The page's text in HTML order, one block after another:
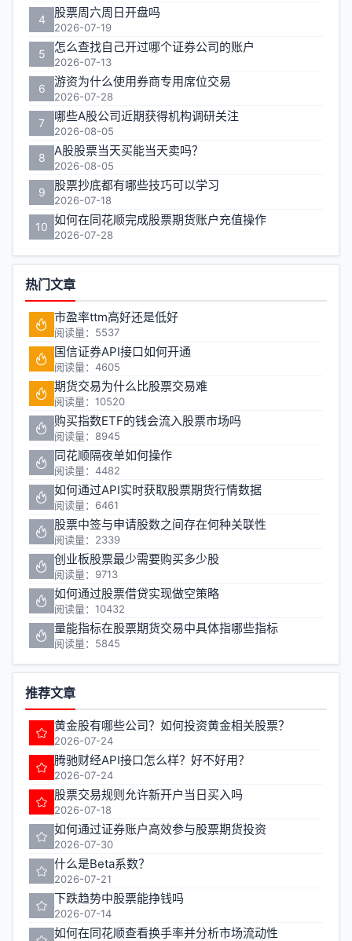
4 股票周六周日开盘吗
2026-07-19
5 怎么查找自己开过哪个证券公司的账户
2026-07-13
6 游资为什么使用券商专用席位交易
2026-07-28
7 哪些A股公司近期获得机构调研关注
2026-08-05
8 A股股票当天买能当天卖吗？
2026-08-05
9 股票抄底都有哪些技巧可以学习
2026-07-18
10 如何在同花顺完成股票期货账户充值操作
2026-07-28
热门文章
市盈率ttm高好还是低好
阅读量：5537
国信证券API接口如何开通
阅读量：4605
期货交易为什么比股票交易难
阅读量：10520
购买指数ETF的钱会流入股票市场吗
阅读量：8945
同花顺隔夜单如何操作
阅读量：4482
如何通过API实时获取股票期货行情数据
阅读量：6461
股票中签与申请股数之间存在何种关联性
阅读量：2339
创业板股票最少需要购买多少股
阅读量：9713
如何通过股票借贷实现做空策略
阅读量：10432
量能指标在股票期货交易中具体指哪些指标
阅读量：5845
推荐文章
黄金股有哪些公司？如何投资黄金相关股票？
2026-07-24
腾驰财经API接口怎么样？好不好用？
2026-07-24
股票交易规则允许新开户当日买入吗
2026-07-18
如何通过证券账户高效参与股票期货投资
2026-07-30
什么是Beta系数？
2026-07-21
下跌趋势中股票能挣钱吗
2026-07-14
如何在同花顺查看换手率并分析市场流动性